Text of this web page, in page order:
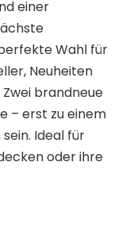
einer
Wahl für
Neuheiten
brandneue
– erst zu einem
Ideal für
oder ihre